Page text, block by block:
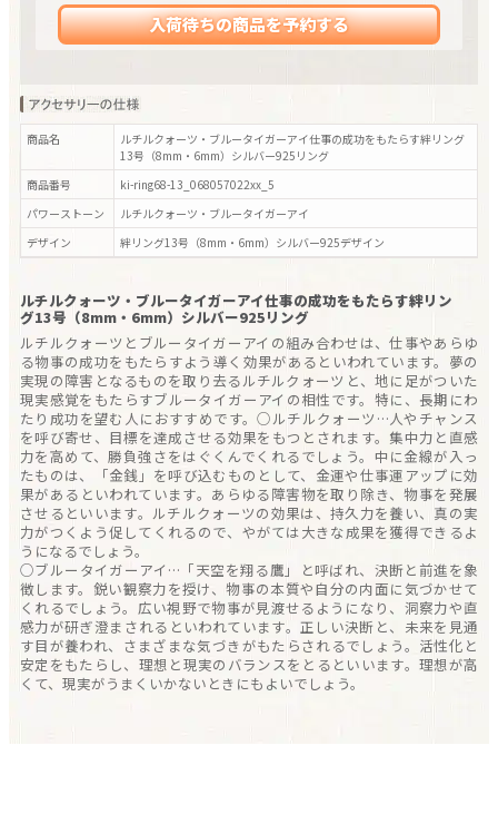
ルチルクォーツ・ブルータイガーアイ仕事の成功をもたらす絆リン
グ13号（8mm・6mm）シルバー925リング
ルチルクォーツとブルータイガーアイの組み合わせは、仕事やあらゆ
る物事の成功をもたらすよう導く効果があるといわれています。夢の
実現の障害となるものを取り去るルチルクォーツと、地に足がついた
現実感覚をもたらすブルータイガーアイの相性です。特に、長期にわ
たり成功を望む人におすすめです。○ルチルクォーツ…人やチャンス
を呼び寄せ、目標を達成させる効果をもつとされます。集中力と直感
力を高めて、勝負強さをはぐくんでくれるでしょう。中に金線が入っ
たものは、「金銭」を呼び込むものとして、金運や仕事運アップに効
果があるといわれています。あらゆる障害物を取り除き、物事を発展
させるといいます。ルチルクォーツの効果は、持久力を養い、真の実
力がつくよう促してくれるので、やがては大きな成果を獲得できるよ
うになるでしょう。
○ブルータイガーアイ…「天空を翔る鷹」と呼ばれ、決断と前進を象
徴します。鋭い観察力を授け、物事の本質や自分の内面に気づかせて
くれるでしょう。広い視野で物事が見渡せるようになり、洞察力や直
感力が研ぎ澄まされるといわれています。正しい決断と、未来を見通
す目が養われ、さまざまな気づきがもたらされるでしょう。活性化と
安定をもたらし、理想と現実のバランスをとるといいます。理想が高
くて、現実がうまくいかないときにもよいでしょう。
入荷待ちの商品を予約する
商品名
ルチルクォーツ・ブルータイガーアイ仕事の成功をもたらす絆リング
13号（8mm・6mm）シルバー925リング
商品番号
ki-ring68-13_068057022xx_5
パワーストーン
ルチルクォーツ・ブルータイガーアイ
デザイン
絆リング13号（8mm・6mm）シルバー925デザイン